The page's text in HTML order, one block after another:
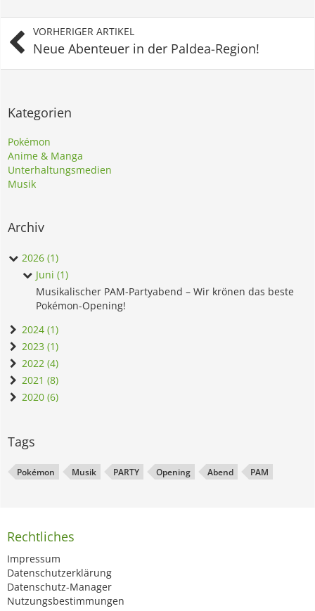
VORHERIGER ARTIKEL
Neue Abenteuer in der Paldea-Region!
Kategorien
Pokémon
Anime & Manga
Unterhaltungsmedien
Musik
Archiv
2026 (1)
Juni (1)
Musikalischer PAM-Partyabend – Wir krönen das beste
Pokémon-Opening!
2024 (1)
2023 (1)
2022 (4)
2021 (8)
2020 (6)
Tags
Pokémon Musik PARTY Opening Abend PAM
Rechtliches
Impressum
Datenschutzerklärung
Datenschutz-Manager
Nutzungsbestimmungen